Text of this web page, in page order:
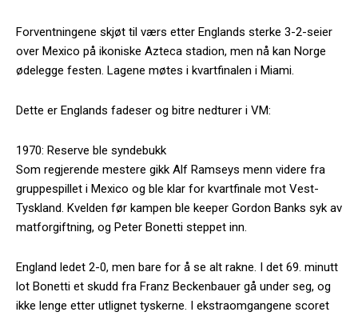
Forventningene skjøt til værs etter Englands sterke 3-2-seier
over Mexico på ikoniske Azteca stadion, men nå kan Norge
ødelegge festen. Lagene møtes i kvartfinalen i Miami.
Dette er Englands fadeser og bitre nedturer i VM:
1970: Reserve ble syndebukk
Som regjerende mestere gikk Alf Ramseys menn videre fra
gruppespillet i Mexico og ble klar for kvartfinale mot Vest-
Tyskland. Kvelden før kampen ble keeper Gordon Banks syk av
matforgiftning, og Peter Bonetti steppet inn.
England ledet 2-0, men bare for å se alt rakne. I det 69. minutt
lot Bonetti et skudd fra Franz Beckenbauer gå under seg, og
ikke lenge etter utlignet tyskerne. I ekstraomgangene scoret